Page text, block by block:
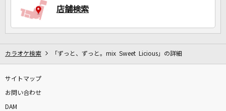
店舗検索
カラオケ検索 「ずっと、ずっと。mix Sweet Licious」の詳細
サイトマップ
お問い合わせ
DAM